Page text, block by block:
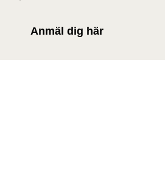
Anmäl dig här